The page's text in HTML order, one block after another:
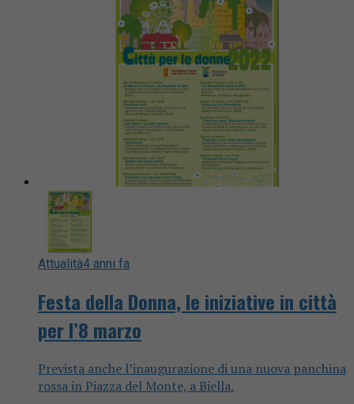
Attualità4 anni fa
Festa della Donna, le iniziative in città
per l’8 marzo
Prevista anche l’inaugurazione di una nuova panchina
rossa in Piazza del Monte, a Biella.